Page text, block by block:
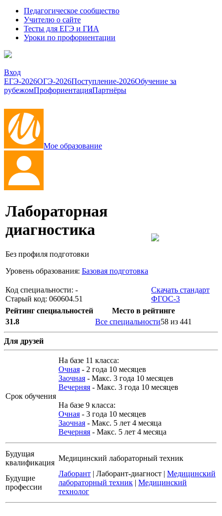
Педагогическое сообщество
Учителю о сайте
Тесты для ЕГЭ и ГИА
Уроки по профориентации
Вход
ЕГЭ-2026ОГЭ-2026Поступление-2026Обучение за
рубежомПрофориентацияПартнёры
Мое образование
Лабораторная
диагностика
Без профиля подготовки
Уровень образования: Базовая подготовка
Код специальности: -
Старый код: 060604.51
Скачать стандарт
ФГОС-3
Рейтинг специальностей
Место в рейтинге
31.8
Все специальности58 из 441
Для друзей
Срок обучения
На базе 11 класса:
Очная - 2 года 10 месяцев
Заочная - Макс. 3 года 10 месяцев
Вечерняя - Макс. 3 года 10 месяцев
На базе 9 класса:
Очная - 3 года 10 месяцев
Заочная - Макс. 5 лет 4 месяца
Вечерняя - Макс. 5 лет 4 месяца
Будущая
квалификация
Медицинский лабораторный техник
Будущие
профессии
Лаборант | Лаборант-диагност | Медицинский
лабораторный техник | Медицинский
технолог